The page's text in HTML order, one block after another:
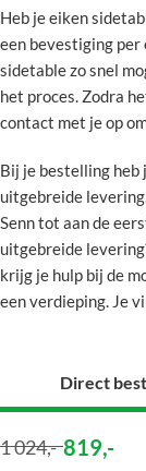
Heb je eiken
een bevestiging per
sidetable zo snel
het proces. Zodra
contact met je op
Bij je bestelling heb
uitgebreide
Senn tot aan de
uitgebreide
krijg je hulp bij de
een verdieping. Je
Direct
1 024,- 819,-